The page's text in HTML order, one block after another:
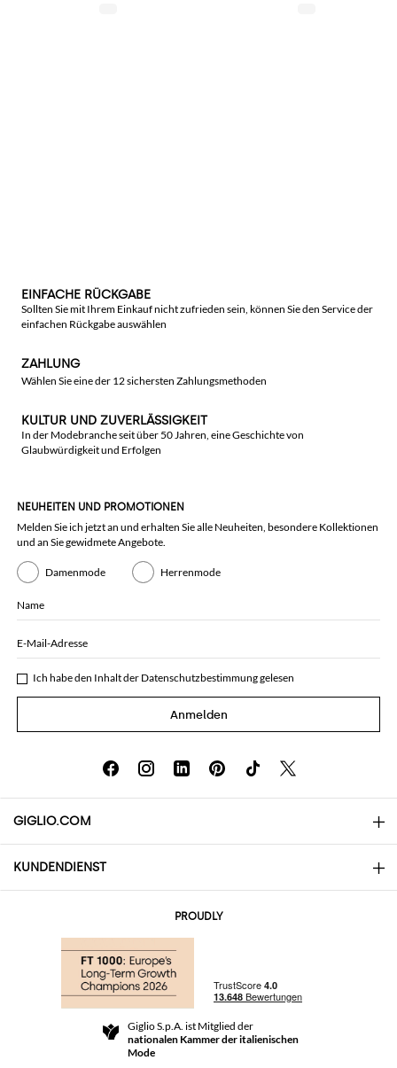
EINFACHE RÜCKGABE
Sollten Sie mit Ihrem Einkauf nicht zufrieden sein, können Sie den Service der
einfachen Rückgabe auswählen
ZAHLUNG
Wählen Sie eine der 12 sichersten Zahlungsmethoden
KULTUR UND ZUVERLÄSSIGKEIT
In der Modebranche seit über 50 Jahren, eine Geschichte von
Glaubwürdigkeit und Erfolgen
NEUHEITEN UND PROMOTIONEN
Melden Sie ich jetzt an und erhalten Sie alle Neuheiten, besondere Kollektionen
und an Sie gewidmete Angebote.
Damenmode Herrenmode
Name
E-Mail-Adresse
Ich habe den Inhalt der Datenschutzbestimmunggelesen
Anmelden
GIGLIO.COM
Über uns
Community Store
KUNDENDIENST
Rückgabe und Rückerstattungen
Geschäftsbedingungen
For a safe shopping experience
PROUDLY
Giglio S.p.A. ist Mitglied der
nationalen Kammer der italienischen
Mode